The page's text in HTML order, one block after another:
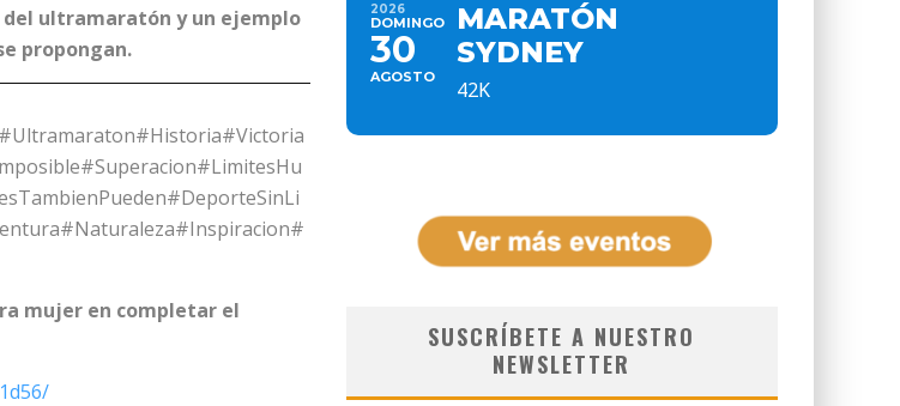
del ultramaratón y un ejemplo
propongan.
mujer en completar el
2026
DOMINGO
30
AGOSTO
MARATÓN
SYDNEY
42K
SUSCRÍBETE A NUESTRO
NEWSLETTER